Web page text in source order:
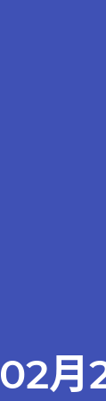
02月